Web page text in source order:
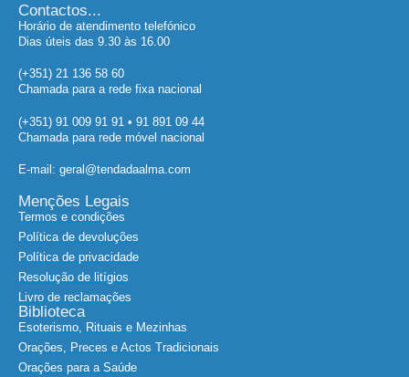
Contactos...
Horário de atendimento telefónico
Dias úteis das 9.30 às 16.00
(+351) 21 136 58 60
Chamada para a rede fixa nacional
(+351) 91 009 91 91 • 91 891 09 44
Chamada para rede móvel nacional
E-mail: geral@tendadaalma.com
Menções Legais
Termos e condições
Política de devoluções
Política de privacidade
Resolução de litígios
Livro de reclamações
Biblioteca
Esoterismo, Rituais e Mezinhas
Orações, Preces e Actos Tradicionais
Orações para a Saúde